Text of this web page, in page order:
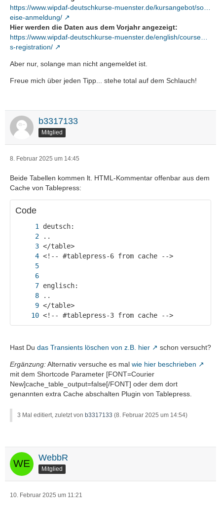
https://www.wipdaf-deutschkurse-muenster.de/kursangebot/so…
eise-anmeldung/
Hier werden die Daten aus dem Vorjahr angezeigt:
https://www.wipdaf-deutschkurse-muenster.de/english/course…
s-registration/
Aber nur, solange man nicht angemeldet ist.
Freue mich über jeden Tipp... stehe total auf dem Schlauch!
b3317133
Mitglied
8. Februar 2025 um 14:45
Beide Tabellen kommen lt. HTML-Kommentar offenbar aus dem
Cache von Tablepress:
Code
<!-- #tablepress-3 from cache -->
Hast Du das Transients löschen von z.B. hier schon versucht?
Ergänzung:Alternativ versuche es mal wie hier beschrieben
mit dem Shortcode Parameter [FONT=Courier
New]cache_table_output=false[/FONT] oder dem dort
genannten extra Cache abschalten Plugin von Tablepress.
3 Mal editiert, zuletzt von b3317133 (8. Februar 2025 um 14:54)
WebbR
Mitglied
10. Februar 2025 um 11:21